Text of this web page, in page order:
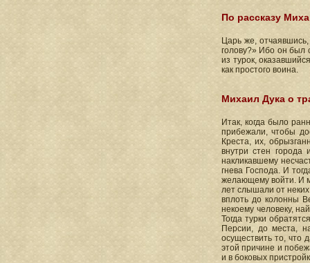
По рассказу
Царь же,
голову?» Ибо он был
из турок,
как простого воина.
Михаил Дука о
Итак, когда было
прибежали, чтобы
Креста, их,
внутри стен города
накликавшему
гнева Господа. И
желающему войти. И
лет слышали от
вплоть до колонны
некоему человеку,
Тогда турки
Персии, до места,
осуществить то, что
этой причине и
и в боковых